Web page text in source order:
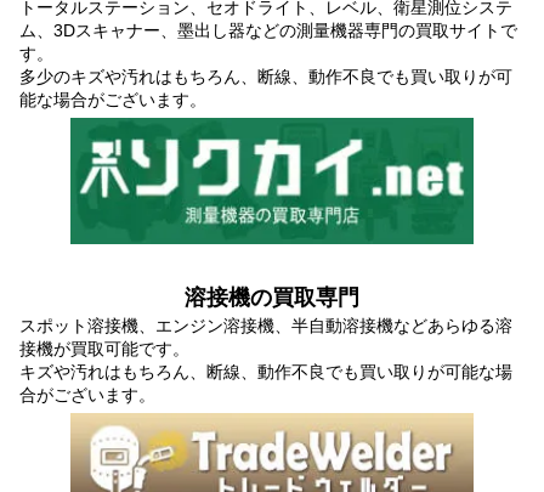
トータルステーション、セオドライト、レベル、衛星測位システ
ム、3Dスキャナー、墨出し器などの測量機器専門の買取サイトで
す。
多少のキズや汚れはもちろん、断線、動作不良でも買い取りが可
能な場合がございます。
溶接機の買取専門
スポット溶接機、エンジン溶接機、半自動溶接機などあらゆる溶
接機が買取可能です。
キズや汚れはもちろん、断線、動作不良でも買い取りが可能な場
合がございます。